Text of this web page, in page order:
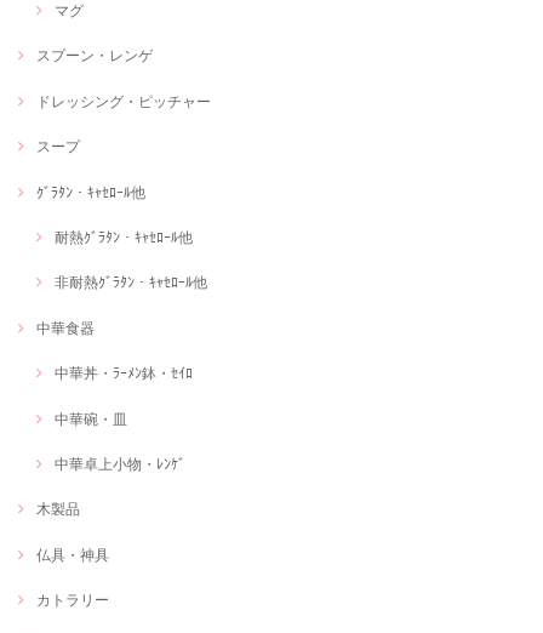
マグ
スプーン・レンゲ
ドレッシング・ピッチャー
スープ
ｸﾞﾗﾀﾝ・ｷｬｾﾛｰﾙ他
耐熱ｸﾞﾗﾀﾝ・ｷｬｾﾛｰﾙ他
非耐熱ｸﾞﾗﾀﾝ・ｷｬｾﾛｰﾙ他
中華食器
中華丼・ﾗｰﾒﾝ鉢・ｾｲﾛ
中華碗・皿
中華卓上小物・ﾚﾝｹﾞ
木製品
仏具・神具
カトラリー